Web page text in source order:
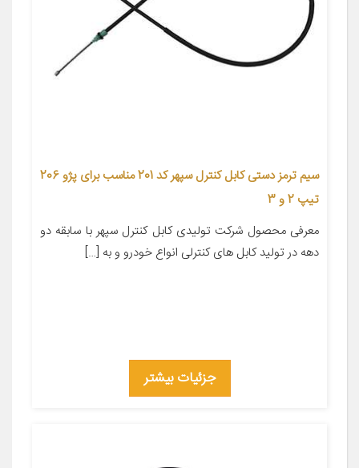
سیم ترمز دستی کابل کنترل سپهر کد 201 مناسب برای پژو 206
تیپ 2 و 3
معرفی محصول شرکت تولیدی کابل کنترل سپهر با سابقه دو
دهه در تولید کابل های کنترلی انواع خودرو و به […]
جزئیات بیشتر